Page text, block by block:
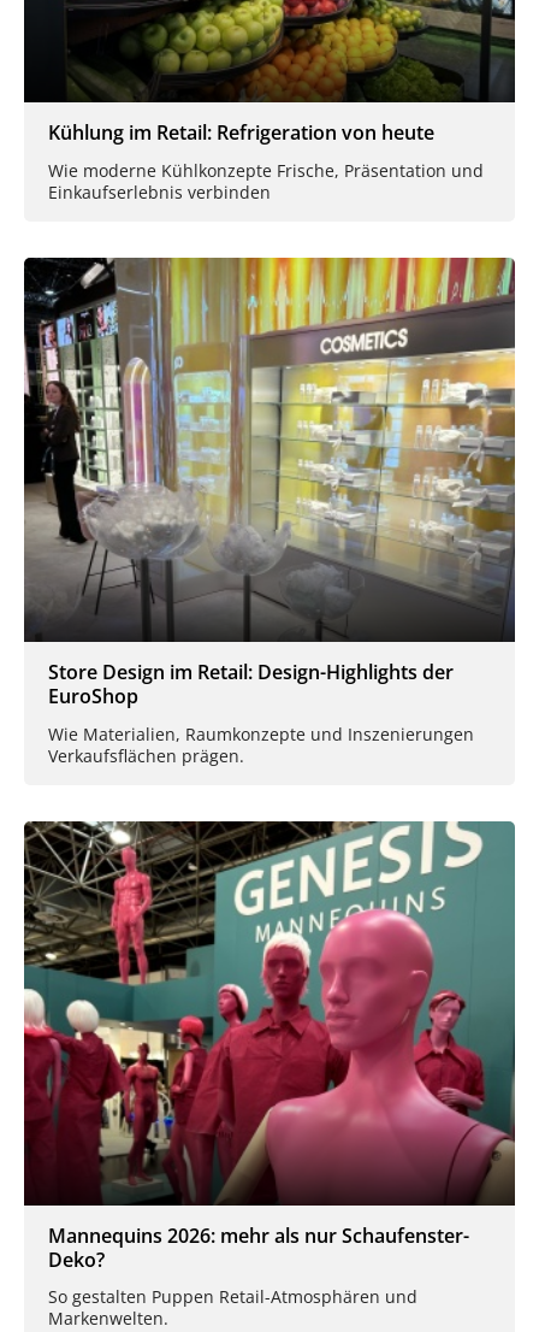
Kühlung im Retail: Refrigeration von heute
Wie moderne Kühlkonzepte Frische, Präsentation und
Einkaufserlebnis verbinden
Store Design im Retail: Design-Highlights der
EuroShop
Wie Materialien, Raumkonzepte und Inszenierungen
Verkaufsflächen prägen.
Mannequins 2026: mehr als nur Schaufenster-
Deko?
So gestalten Puppen Retail-Atmosphären und
Markenwelten.